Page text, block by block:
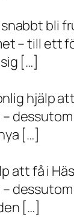
bli
– till ett
[…]
hjälp
[…]
att få i
[…]